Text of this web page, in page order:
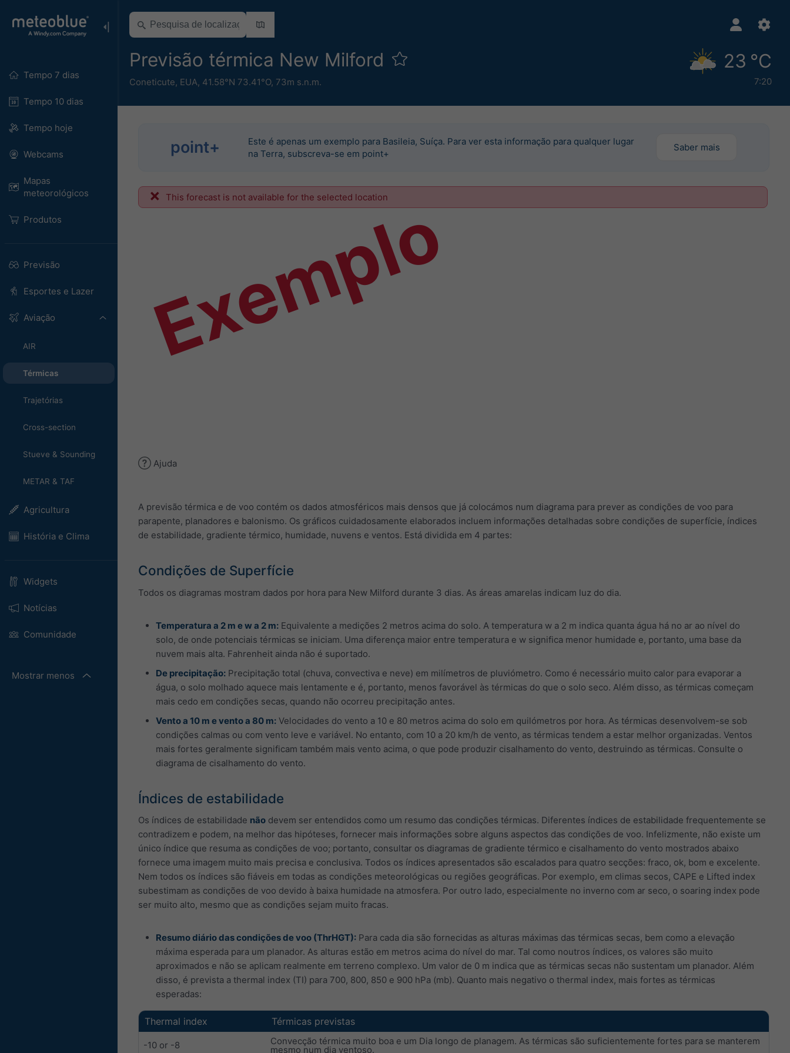
Tempo 7 dias
Tempo 10 dias
Tempo hoje
Webcams
Mapas
meteorológicos
Produtos
Previsão
Esportes e Lazer
Aviação
AIR
Térmicas
Trajetórias
Cross-section
Stueve & Sounding
METAR & TAF
Agricultura
História e Clima
Widgets
Notícias
Comunidade
Mostrar menos
Previsão térmica New Milford
Coneticute, EUA, 41.58°N 73.41°O, 73m s.n.m.
23 °C
7:20
point+
Este é apenas um exemplo para Basileia, Suíça. Para ver esta informação para qualquer lugar
na Terra, subscreva-se em point+
Saber mais
This forecast is not available for the selected location
Exemplo
Ajuda
A previsão térmica e de voo contém os dados atmosféricos mais densos que já colocámos num diagrama para prever as condições de voo para
parapente, planadores e balonismo. Os gráficos cuidadosamente elaborados incluem informações detalhadas sobre condições de superfície, índices
de estabilidade, gradiente térmico, humidade, nuvens e ventos. Está dividida em 4 partes:
Condições de Superfície
Todos os diagramas mostram dados por hora para New Milford durante 3 dias. As áreas amarelas indicam luz do dia.
Temperatura a 2 m e w a 2 m: Equivalente a medições 2 metros acima do solo. A temperatura w a 2 m indica quanta água há no ar ao nível do
solo, de onde potenciais térmicas se iniciam. Uma diferença maior entre temperatura e w significa menor humidade e, portanto, uma base da
nuvem mais alta. Fahrenheit ainda não é suportado.
De precipitação: Precipitação total (chuva, convectiva e neve) em milímetros de pluviómetro. Como é necessário muito calor para evaporar a
água, o solo molhado aquece mais lentamente e é, portanto, menos favorável às térmicas do que o solo seco. Além disso, as térmicas começam
mais cedo em condições secas, quando não ocorreu precipitação antes.
Vento a 10 m e vento a 80 m: Velocidades do vento a 10 e 80 metros acima do solo em quilómetros por hora. As térmicas desenvolvem-se sob
condições calmas ou com vento leve e variável. No entanto, com 10 a 20 km/h de vento, as térmicas tendem a estar melhor organizadas. Ventos
mais fortes geralmente significam também mais vento acima, o que pode produzir cisalhamento do vento, destruindo as térmicas. Consulte o
diagrama de cisalhamento do vento.
Índices de estabilidade
Os índices de estabilidade não devem ser entendidos como um resumo das condições térmicas. Diferentes índices de estabilidade frequentemente se
contradizem e podem, na melhor das hipóteses, fornecer mais informações sobre alguns aspectos das condições de voo. Infelizmente, não existe um
único índice que resuma as condições de voo; portanto, consultar os diagramas de gradiente térmico e cisalhamento do vento mostrados abaixo
fornece uma imagem muito mais precisa e conclusiva. Todos os índices apresentados são escalados para quatro secções: fraco, ok, bom e excelente.
Nem todos os índices são fiáveis em todas as condições meteorológicas ou regiões geográficas. Por exemplo, em climas secos, CAPE e Lifted index
subestimam as condições de voo devido à baixa humidade na atmosfera. Por outro lado, especialmente no inverno com ar seco, o soaring index pode
ser muito alto, mesmo que as condições sejam muito fracas.
Resumo diário das condições de voo (ThrHGT): Para cada dia são fornecidas as alturas máximas das térmicas secas, bem como a elevação
máxima esperada para um planador. As alturas estão em metros acima do nível do mar. Tal como noutros índices, os valores são muito
aproximados e não se aplicam realmente em terreno complexo. Um valor de 0 m indica que as térmicas secas não sustentam um planador. Além
disso, é prevista a thermal index (TI) para 700, 800, 850 e 900 hPa (mb). Quanto mais negativo o thermal index, mais fortes as térmicas
esperadas:
Thermal index Térmicas previstas
-10 or -8 Convecção térmica muito boa e um Dia longo de planagem. As térmicas são suficientemente fortes para se manterem
mesmo num dia ventoso.